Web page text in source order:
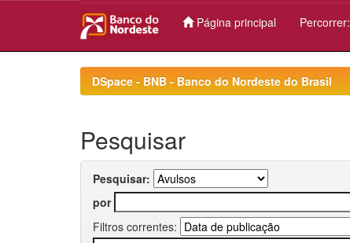
Página principal Percorrer:
DSpace - BNB - Banco do Nordeste do Brasil
Pesquisar
Pesquisar:
por
Filtros correntes: